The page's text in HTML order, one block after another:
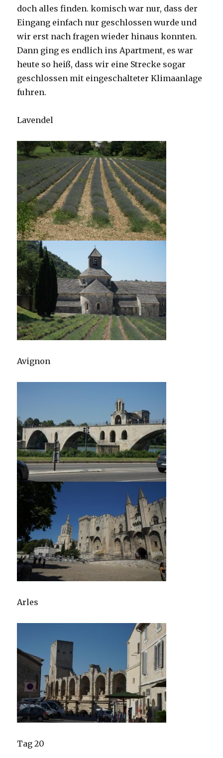
doch alles finden. komisch war nur, dass der
Eingang einfach nur geschlossen wurde und
wir erst nach fragen wieder hinaus konnten.
Dann ging es endlich ins Apartment, es war
heute so heiß, dass wir eine Strecke sogar
geschlossen mit eingeschalteter Klimaanlage
fuhren.
Lavendel
Avignon
Arles
Tag 20